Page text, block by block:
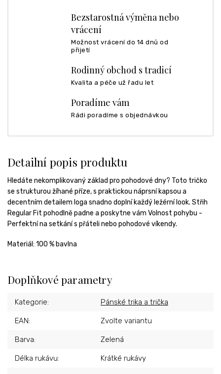
Bezstarostná výměna nebo
vrácení
Možnost vrácení do 14 dnů od
přijetí
Rodinný obchod s tradicí
Kvalita a péče už řadu let
Poradíme vám
Rádi poradíme s objednávkou
Detailní popis produktu
Hledáte nekomplikovaný základ pro pohodové dny? Toto tričko
se strukturou žíhané příze, s praktickou náprsní kapsou a
decentním detailem loga snadno doplní každý ležérní look. Střih
Regular Fit pohodlně padne a poskytne vám Volnost pohybu -
Perfektní na setkání s přáteli nebo pohodové víkendy.
Materiál: 100 % bavlna
Doplňkové parametry
Kategorie: Pánské trika a trička
EAN: Zvolte variantu
Barva: Zelená
Délka rukávu: Krátké rukávy